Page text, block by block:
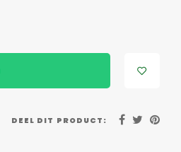
DEEL DIT PRODUCT: